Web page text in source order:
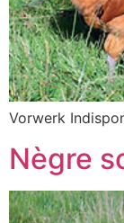
Vorwerk
Nègre